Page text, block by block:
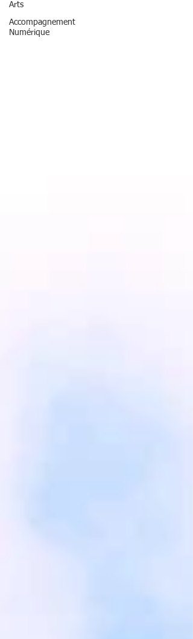
Arts
Accompagnement
Numérique